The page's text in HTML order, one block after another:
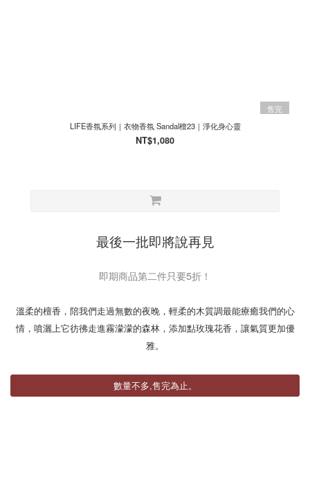
售完
LIFE香氛系列｜衣物香氛 Sandal檀23｜淨化身心靈
NT$1,080
最後一批即將說再見
即期商品第二件只要5折！
溫柔的檀香，陪我們走過無數的夜晚，輕柔的木質調最能療癒我們的心
情，噴灑上它彷彿走進霧濛濛的森林，添加點玫瑰花香，讓氣質更加優
雅。
數量不多,售完為止。